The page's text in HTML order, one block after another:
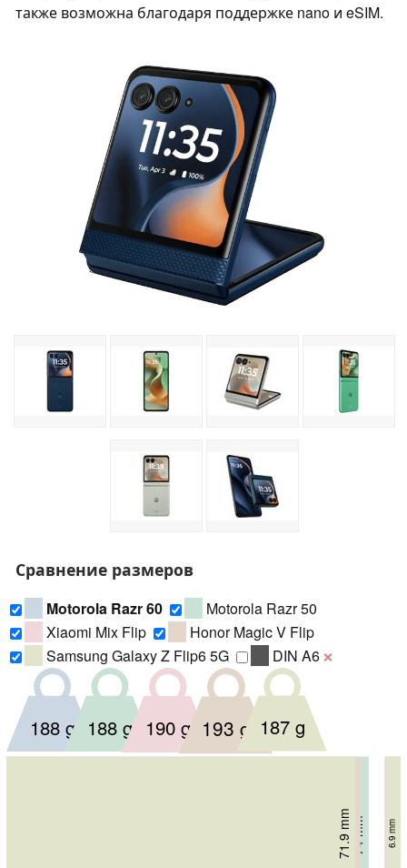
также возможна благодаря поддержке nano и eSIM.
Сравнение размеров
Motorola Razr 60
Motorola Razr 50
Xiaomi Mix Flip
Honor Magic V Flip
Samsung Galaxy Z Flip6 5G
DIN A6 ❌
74 mm 7.3 mm
188 g
74 mm 7.3 mm
188 g
74.02 mm 7.6 mm
190 g
75.6 mm 7.15 mm
193 g
71.9 mm 6.9 mm
187 g